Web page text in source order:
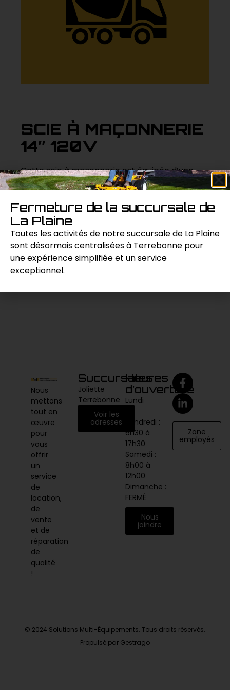
SCIE À MAÇONNERIE
14″ 120V
Cette scie à maçonnerie est équipée d’une
lame de 14 pouces et fonctionne sur une
capacité de coupe pour une variété de
matériaux de maçonnerie.
Demande de prix
Nous
mettons
tout en
œuvre
pour
vous
offrir
un
service
de
location,
de
vente
et de
réparation
de
qualité
!
Succursales
Joliette
Terrebonne
Voir les
adresses
Heures
d’ouverture
Lundi
vendredi :
6h30 à
17h30
Samedi :
8h00 à
12h00
Dimanche :
FERMÉ
Nous
joindre
Zone
employés
© 2024 Solutions Multi-Équipements. Tous droits réservés.
Propulsé par Gestrago
Fermeture de la succursale de
La Plaine
Toutes les activités de notre succursale de La Plaine
sont désormais centralisées à Terrebonne pour
une expérience simplifiée et un service
exceptionnel.